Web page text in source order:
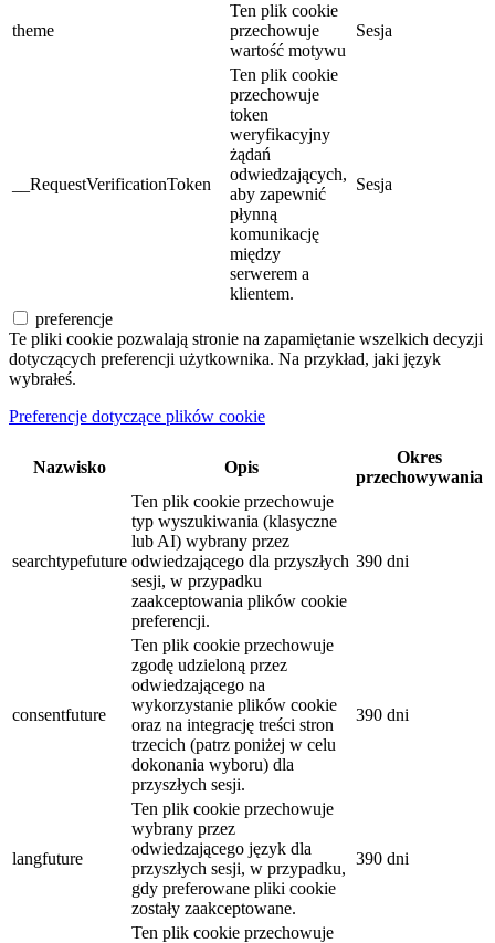
theme
Ten plik cookie
przechowuje
wartość motywu
Sesja
__RequestVerificationToken
Ten plik cookie
przechowuje
token
weryfikacyjny
żądań
odwiedzających,
aby zapewnić
płynną
komunikację
między
serwerem a
klientem.
Sesja
preferencje
Te pliki cookie pozwalają stronie na zapamiętanie wszelkich decyzji
dotyczących preferencji użytkownika. Na przykład, jaki język
wybrałeś.
Preferencje dotyczące plików cookie
Nazwisko Opis
Okres
przechowywania
searchtypefuture
Ten plik cookie przechowuje
typ wyszukiwania (klasyczne
lub AI) wybrany przez
odwiedzającego dla przyszłych
sesji, w przypadku
zaakceptowania plików cookie
preferencji.
390 dni
consentfuture
Ten plik cookie przechowuje
zgodę udzieloną przez
odwiedzającego na
wykorzystanie plików cookie
oraz na integrację treści stron
trzecich (patrz poniżej w celu
dokonania wyboru) dla
przyszłych sesji.
390 dni
langfuture
Ten plik cookie przechowuje
wybrany przez
odwiedzającego język dla
przyszłych sesji, w przypadku,
gdy preferowane pliki cookie
zostały zaakceptowane.
390 dni
Ten plik cookie przechowuje